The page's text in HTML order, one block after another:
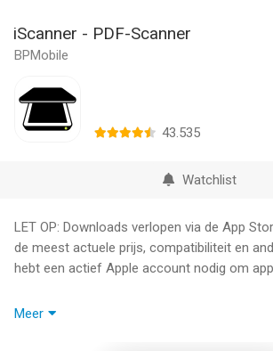
iScanner - PDF-Scanner
BPMobile
43.535
Watchlist
LET OP: Downloads verlopen via de App
de meest actuele prijs, compatibiliteit en
hebt een actief Apple account nodig om
Ben je op zoek naar een geavanceerde en
Meer